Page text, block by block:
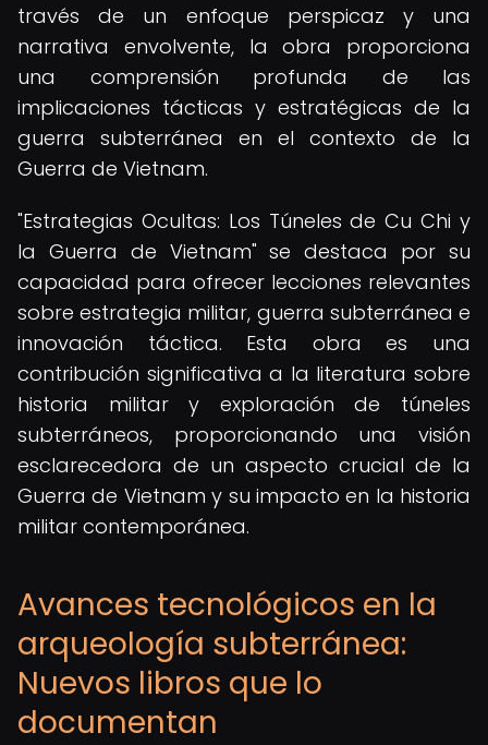
través de un enfoque perspicaz y una
narrativa envolvente, la obra proporciona
una comprensión profunda de las
implicaciones tácticas y estratégicas de la
guerra subterránea en el contexto de la
Guerra de Vietnam.
"Estrategias Ocultas: Los Túneles de Cu Chi y
la Guerra de Vietnam" se destaca por su
capacidad para ofrecer lecciones relevantes
sobre estrategia militar, guerra subterránea e
innovación táctica. Esta obra es una
contribución significativa a la literatura sobre
historia militar y exploración de túneles
subterráneos, proporcionando una visión
esclarecedora de un aspecto crucial de la
Guerra de Vietnam y su impacto en la historia
militar contemporánea.
Avances tecnológicos en la
arqueología subterránea:
Nuevos libros que lo
documentan